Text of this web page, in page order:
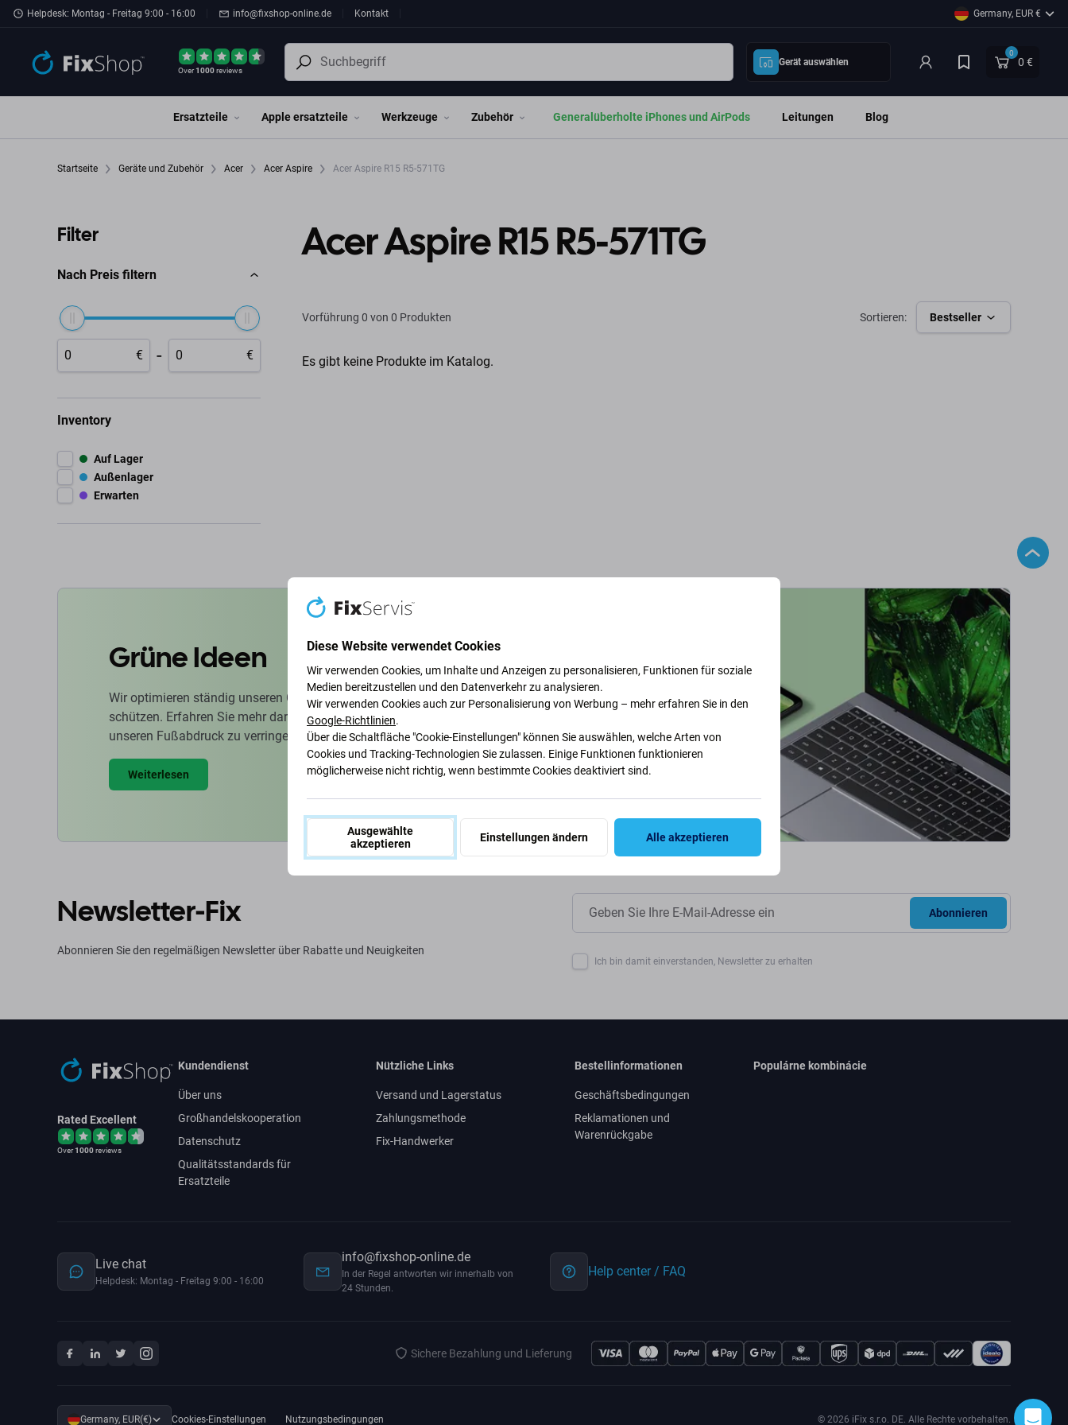
Zum Hauptinhalt springen
Helpdesk: Montag - Freitag 9:00 - 16:00 info@fixshop-online.de Kontakt Germany, EUR €
Over1000reviews
Gerät auswählen
0
0 €
Ersatzteile Apple ersatzteile Werkzeuge Zubehör Generalüberholte iPhones und AirPods Leitungen Blog
Startseite Geräte und Zubehör Acer Acer Aspire Acer Aspire R15 R5-571TG
Filter
Nach Preis filtern
€ - €
Inventory
Auf Lager
Außenlager
Erwarten
Acer Aspire R15 R5-571TG
Vorführung 0 von 0 Produkten Sortieren: Bestseller
Es gibt keine Produkte im Katalog.
Grüne Ideen
Wir optimieren ständig unseren CO2-Fußabdruck, um unseren Planeten zu
schützen. Erfahren Sie mehr darüber, wie wir unsere Prozesse anpassen, um
unseren Fußabdruck zu verringern.
Weiterlesen
Newsletter-Fix
Abonnieren Sie den regelmäßigen Newsletter über Rabatte und Neuigkeiten
Abonnieren
Ich bin damit einverstanden, Newsletter zu erhalten
Rated Excellent
Over1000reviews
Kundendienst
Über uns
Großhandelskooperation
Datenschutz
Qualitätsstandards für
Ersatzteile
Nützliche Links
Versand und Lagerstatus
Zahlungsmethode
Fix-Handwerker
Bestellinformationen
Geschäftsbedingungen
Reklamationen und
Warenrückgabe
Populárne kombinácie
Live chat
Helpdesk: Montag - Freitag 9:00 - 16:00
info@fixshop-online.de
In der Regel antworten wir innerhalb von
24 Stunden.
Help center / FAQ
Sichere Bezahlung und Lieferung
Germany, EUR(€) Cookies-Einstellungen Nutzungsbedingungen © 2026 iFix s.r.o. DE. Alle Rechte vorbehalten.
Diese Website verwendet Cookies
Wir verwenden Cookies, um Inhalte und Anzeigen zu personalisieren, Funktionen für soziale
Medien bereitzustellen und den Datenverkehr zu analysieren.
Wir verwenden Cookies auch zur Personalisierung von Werbung – mehr erfahren Sie in den
Google-Richtlinien.
Über die Schaltfläche "Cookie-Einstellungen" können Sie auswählen, welche Arten von
Cookies und Tracking-Technologien Sie zulassen. Einige Funktionen funktionieren
möglicherweise nicht richtig, wenn bestimmte Cookies deaktiviert sind.
Ausgewählte
akzeptieren
Einstellungen ändern Alle akzeptieren